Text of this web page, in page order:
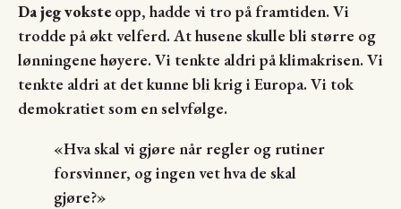
Da jeg voksteopp, hadde vi tro på framtiden. Vi
trodde på økt velferd. At husene skulle bli større og
lønningene høyere. Vi tenkte aldri på klimakrisen. Vi
tenkte aldri at det kunne bli krig i Europa. Vi tok
demokratiet som en selvfølge.
«Hva skal vi gjøre når regler og rutiner
forsvinner, og ingen vet hva de skal
gjøre?»